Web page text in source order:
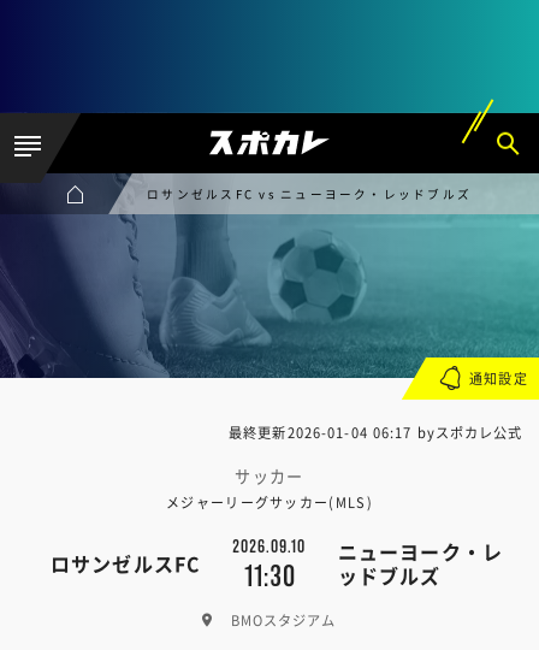
ロサンゼルスFC vs ニューヨーク・レッドブルズ
最終更新2026-01-04 06:17 byスポカレ公式
サッカー
メジャーリーグサッカー(MLS)
ロサンゼルスFC
2026.09.10
11:30
ニューヨーク・レ
ッドブルズ
BMOスタジアム
通知設定